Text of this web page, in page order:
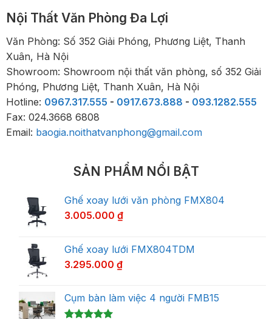
Nội Thất Văn Phòng Đa Lợi
Văn Phòng: Số 352 Giải Phóng, Phương Liệt, Thanh
Xuân, Hà Nội
Showroom: Showroom nội thất văn phòng, số 352 Giải
Phóng, Phương Liệt, Thanh Xuân, Hà Nội
Hotline: 0967.317.555 - 0917.673.888 - 093.1282.555
Fax: 024.3668 6808
Email: baogia.noithatvanphong@gmail.com
SẢN PHẨM NỔI BẬT
Ghế xoay lưới văn phòng FMX804
3.005.000 ₫
Ghế xoay lưới FMX804TDM
3.295.000 ₫
Cụm bàn làm việc 4 người FMB15